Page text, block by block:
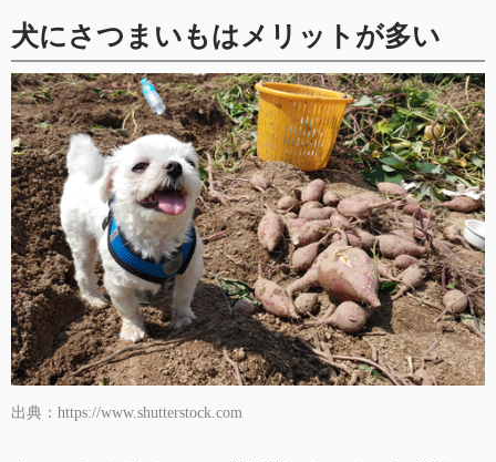
犬にさつまいもはメリットが多い
出典：https://www.shutterstock.com